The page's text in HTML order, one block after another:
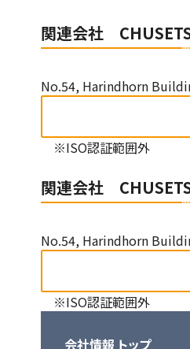
関連会社
No.54, Harindhorn
※ISO認証範囲外
関連会社
No.54, Harindhorn
※ISO認証範囲外
会社情報 トップ